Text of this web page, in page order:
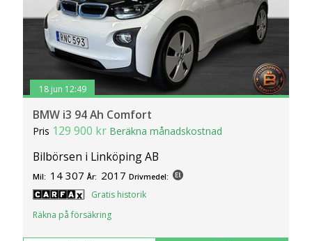
18 jun 12:49
BMW i3 94 Ah Comfort
Pris 129 900 kr Beräkna månadskostnad
Bilbörsen i Linköping AB
Mil: 14 307 År: 2017 Drivmedel:
Gratis historik
Räkna på försäkring